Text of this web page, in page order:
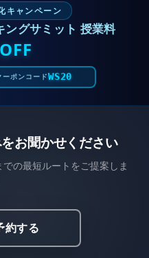
キャンペーン
ングサミット 授業料
ーポンコードWS20
お聞かせください
の最短ルートをご提案しま
約する